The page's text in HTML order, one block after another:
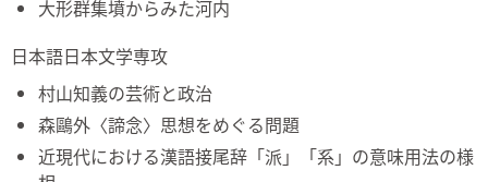
大形群集墳からみた河内
日本語日本文学専攻
村山知義の芸術と政治
森鷗外〈諦念〉思想をめぐる問題
近現代における漢語接尾辞「派」「系」の意味用法の様